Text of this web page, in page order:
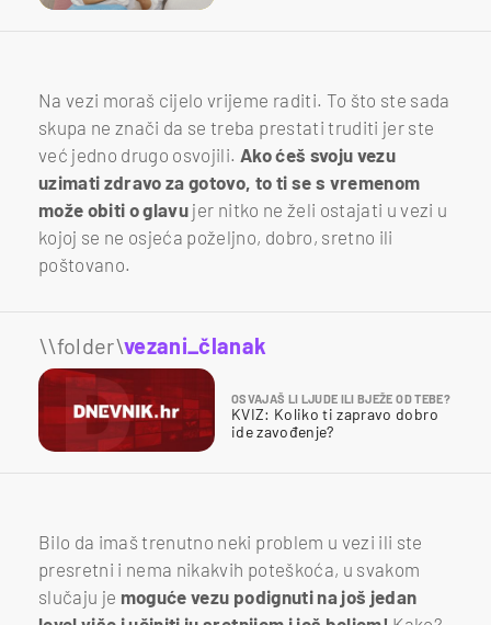
Na vezi moraš cijelo vrijeme raditi. To što ste sada
skupa ne znači da se treba prestati truditi jer ste
već jedno drugo osvojili. Ako ćeš svoju vezu
uzimati zdravo za gotovo, to ti se s vremenom
može obiti o glavu jer nitko ne želi ostajati u vezi u
kojoj se ne osjeća poželjno, dobro, sretno ili
poštovano.
\\folder\vezani_članak
OSVAJAŠ LI LJUDE ILI BJEŽE OD TEBE?
KVIZ: Koliko ti zapravo dobro
ide zavođenje?
Bilo da imaš trenutno neki problem u vezi ili ste
presretni i nema nikakvih poteškoća, u svakom
slučaju je moguće vezu podignuti na još jedan